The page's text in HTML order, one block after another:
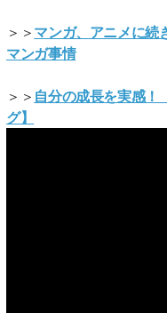
＞＞マンガ、アニメに
マンガ事情
＞＞ 自分の成長を実感！
グ】